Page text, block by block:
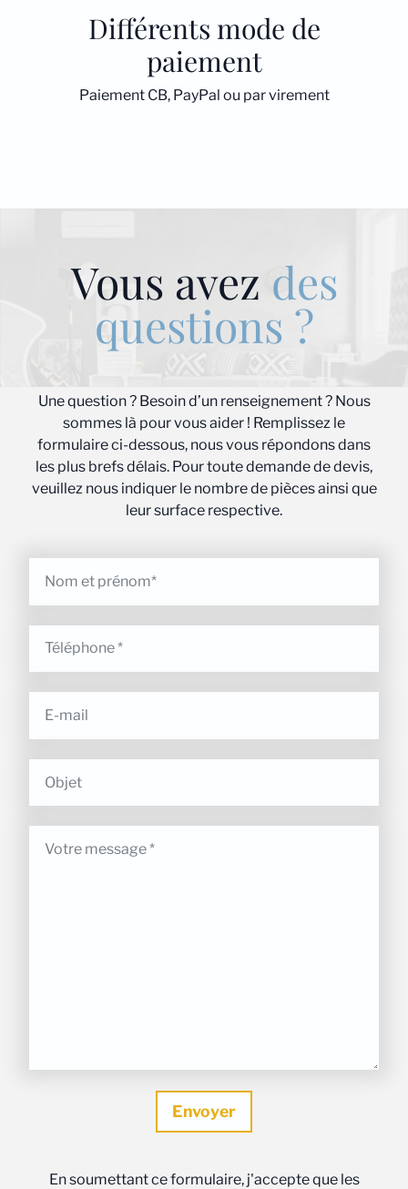
Différents mode de
paiement
Paiement CB, PayPal ou par virement
Vous avez des
questions ?
Une question ? Besoin d’un renseignement ? Nous
sommes là pour vous aider ! Remplissez le
formulaire ci-dessous, nous vous répondons dans
les plus brefs délais. Pour toute demande de devis,
veuillez nous indiquer le nombre de pièces ainsi que
leur surface respective.
En soumettant ce formulaire, j'accepte que les